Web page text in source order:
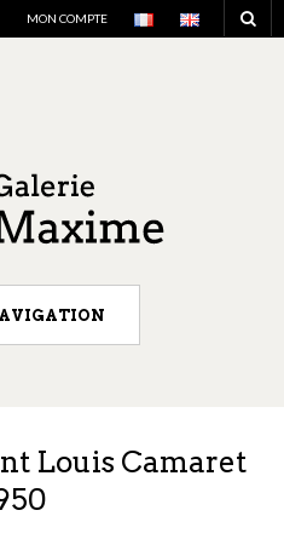
MON COMPTE
Louis Camaret